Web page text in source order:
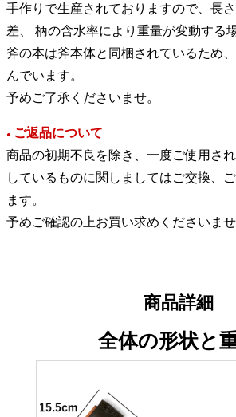
手作りで生産されておりますので、長
差、 柄の含水率により重量が変動する
斧の本は斧本体と同梱されているため
んでいます。
予めご了承くださいませ。
● ご返品について
商品の初期不良を除き、一度ご使用さ
しているものに関しましてはご交換、
ます。
予めご確認の上お買い求めくださいませ
商品詳細
全体の形状と